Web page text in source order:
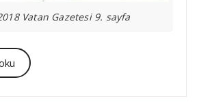
Vatan Gazetesi 9. sayfa